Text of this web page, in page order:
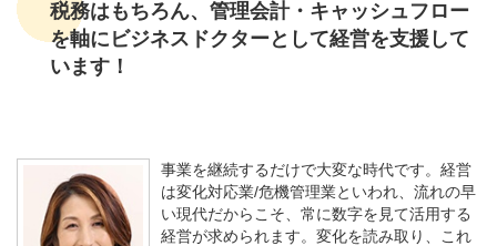
税務はもちろん、管理会計・キャッシュフロー
を軸にビジネスドクターとして経営を支援して
います！
事業を継続するだけで大変な時代です。経営
は変化対応業/危機管理業といわれ、流れの早
い現代だからこそ、常に数字を見て活用する
経営が求められます。変化を読み取り、これ